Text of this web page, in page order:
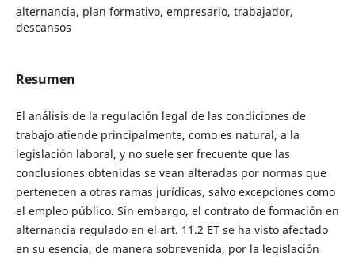
alternancia, plan formativo, empresario, trabajador,
descansos
Resumen
El análisis de la regulación legal de las condiciones de
trabajo atiende principalmente, como es natural, a la
legislación laboral, y no suele ser frecuente que las
conclusiones obtenidas se vean alteradas por normas que
pertenecen a otras ramas jurídicas, salvo excepciones como
el empleo público. Sin embargo, el contrato de formación en
alternancia regulado en el art. 11.2 ET se ha visto afectado
en su esencia, de manera sobrevenida, por la legislación